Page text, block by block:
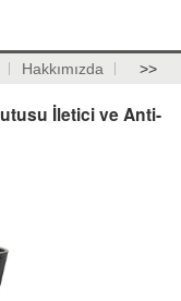
Hakkımızda >>
İletici ve Anti-